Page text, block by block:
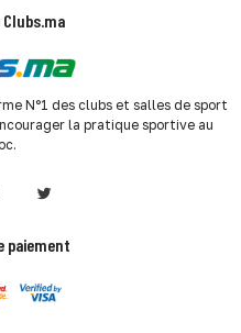
Clubs.ma
N°1 des clubs et salles de sport
la pratique sportive au
paiement